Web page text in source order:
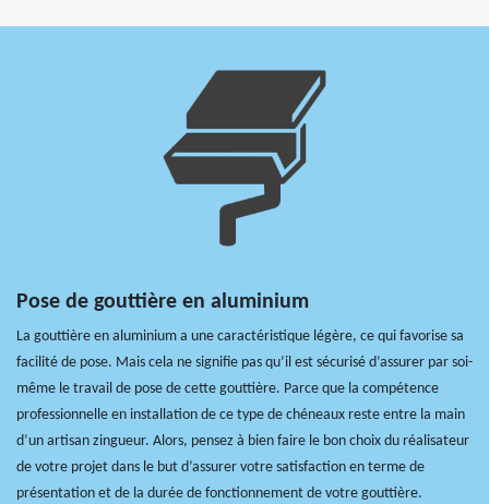
Pose de gouttière en aluminium
La gouttière en aluminium a une caractéristique légère, ce qui favorise sa
facilité de pose. Mais cela ne signifie pas qu’il est sécurisé d’assurer par soi-
même le travail de pose de cette gouttière. Parce que la compétence
professionnelle en installation de ce type de chéneaux reste entre la main
d’un artisan zingueur. Alors, pensez à bien faire le bon choix du réalisateur
de votre projet dans le but d’assurer votre satisfaction en terme de
présentation et de la durée de fonctionnement de votre gouttière.